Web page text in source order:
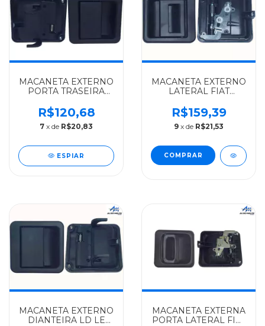
MACANETA EXTERNO
PORTA TRASEIRA
DUCATO -
1301397808
R$120,68
7 x de R$20,83
ESPIAR
MACANETA EXTERNO
LATERAL FIAT
99 A 02 - 1301418808
R$159,39
9 x de R$21,53
MACANETA EXTERNO
DIANTEIRA LD LE
MACANETA EXTERNA
PORTA LATERAL FIAT